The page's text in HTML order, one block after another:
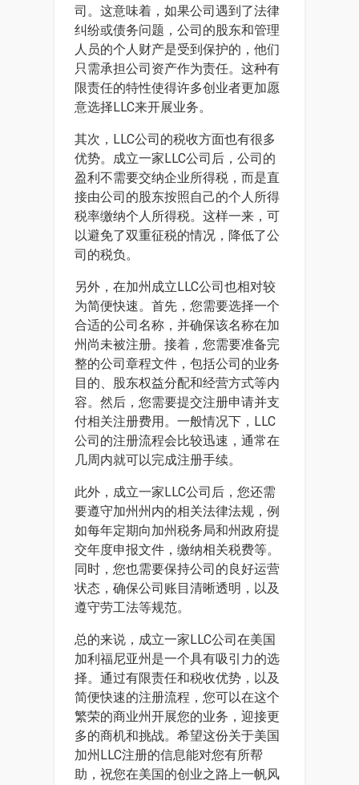
司。这意味着，如果公司遇到了法律
纠纷或债务问题，公司的股东和管理
人员的个人财产是受到保护的，他们
只需承担公司资产作为责任。这种有
限责任的特性使得许多创业者更加愿
意选择LLC来开展业务。
其次，LLC公司的税收方面也有很多
优势。成立一家LLC公司后，公司的
盈利不需要交纳企业所得税，而是直
接由公司的股东按照自己的个人所得
税率缴纳个人所得税。这样一来，可
以避免了双重征税的情况，降低了公
司的税负。
另外，在加州成立LLC公司也相对较
为简便快速。首先，您需要选择一个
合适的公司名称，并确保该名称在加
州尚未被注册。接着，您需要准备完
整的公司章程文件，包括公司的业务
目的、股东权益分配和经营方式等内
容。然后，您需要提交注册申请并支
付相关注册费用。一般情况下，LLC
公司的注册流程会比较迅速，通常在
几周内就可以完成注册手续。
此外，成立一家LLC公司后，您还需
要遵守加州州内的相关法律法规，例
如每年定期向加州税务局和州政府提
交年度申报文件，缴纳相关税费等。
同时，您也需要保持公司的良好运营
状态，确保公司账目清晰透明，以及
遵守劳工法等规范。
总的来说，成立一家LLC公司在美国
加利福尼亚州是一个具有吸引力的选
择。通过有限责任和税收优势，以及
简便快速的注册流程，您可以在这个
繁荣的商业州开展您的业务，迎接更
多的商机和挑战。希望这份关于美国
加州LLC注册的信息能对您有所帮
助，祝您在美国的创业之路上一帆风